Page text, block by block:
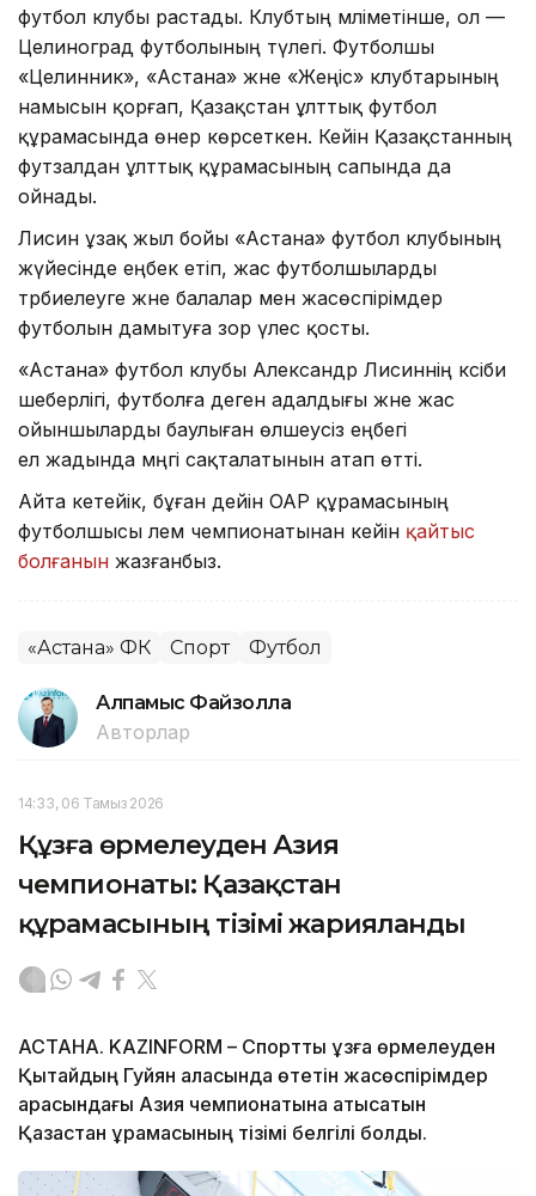
футбол клубы растады. Клубтың мәліметінше, ол —
Целиноград футболының түлегі. Футболшы
«Целинник», «Астана» және «Жеңіс» клубтарының
намысын қорғап, Қазақстан ұлттық футбол
құрамасында өнер көрсеткен. Кейін Қазақстанның
футзалдан ұлттық құрамасының сапында да
ойнады.
Лисин ұзақ жыл бойы «Астана» футбол клубының
жүйесінде еңбек етіп, жас футболшыларды
тәрбиелеуге және балалар мен жасөспірімдер
футболын дамытуға зор үлес қосты.
«Астана» футбол клубы Александр Лисиннің кәсіби
шеберлігі, футболға деген адалдығы және жас
ойыншыларды баулыған өлшеусіз еңбегі
ел жадында мәңгі сақталатынын атап өтті.
Айта кетейік, бұған дейін ОАР құрамасының
футболшысы әлем чемпионатынан кейін қайтыс
болғанын жазғанбыз.
«Астана» ФК Спорт Футбол
Алпамыс Файзолла
Авторлар
14:33, 06 Тамыз 2026
Құзға өрмелеуден Азия
чемпионаты: Қазақстан
құрамасының тізімі жарияланды
АСТАНА. KAZINFORM – Спорттық құзға өрмелеуден
Қытайдың Гуйян қаласында өтетін жасөспірімдер
арасындағы Азия чемпионатына қатысатын
Қазақстан құрамасының тізімі белгілі болды.